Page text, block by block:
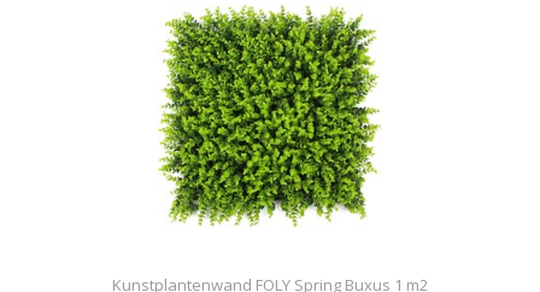
Kunstplantenwand FOLY Spring Buxus 1 m2